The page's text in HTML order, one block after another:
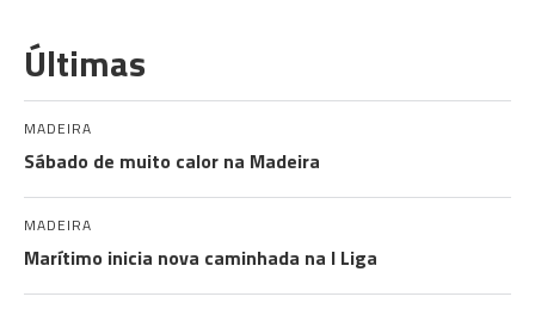
Últimas
MADEIRA
Sábado de muito calor na Madeira
MADEIRA
Marítimo inicia nova caminhada na I Liga